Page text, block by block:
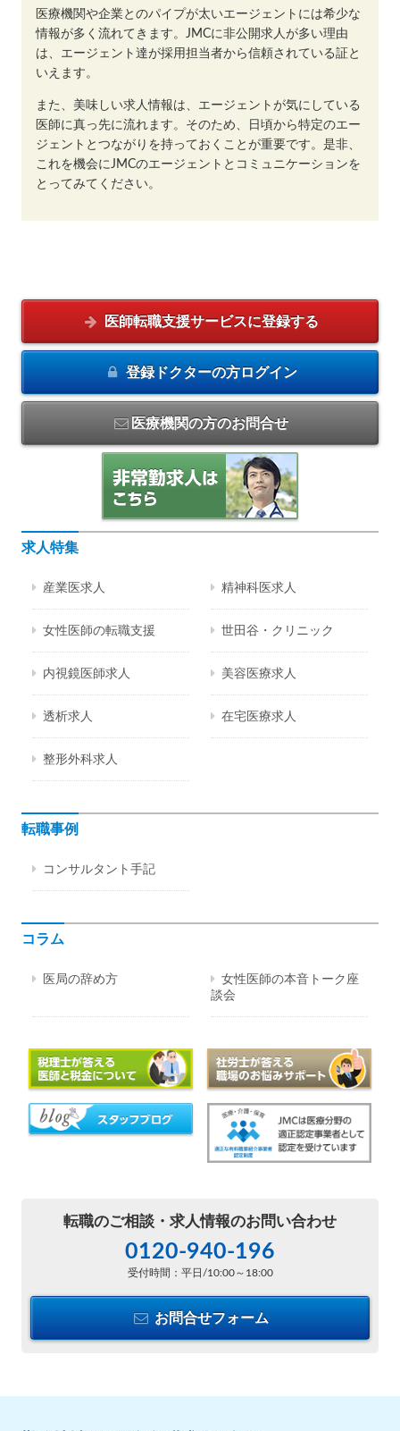
医療機関や企業とのパイプが太いエージェントには希少な
情報が多く流れてきます。JMCに非公開求人が多い理由
は、エージェント達が採用担当者から信頼されている証と
いえます。
また、美味しい求人情報は、エージェントが気にしている
医師に真っ先に流れます。そのため、日頃から特定のエー
ジェントとつながりを持っておくことが重要です。是非、
これを機会にJMCのエージェントとコミュニケーションを
とってみてください。
医師転職支援サービスに登録する
登録ドクターの方ログイン
医療機関の方のお問合せ
求人特集
産業医求人 精神科医求人
女性医師の転職支援 世田谷・クリニック
内視鏡医師求人 美容医療求人
透析求人 在宅医療求人
整形外科求人
転職事例
コンサルタント手記
コラム
医局の辞め方
女性医師の本音トーク座
談会
転職のご相談・ 求人情報のお問い合わせ
0120-940-196
受付時間：平日/10:00～18:00
お問合せフォーム